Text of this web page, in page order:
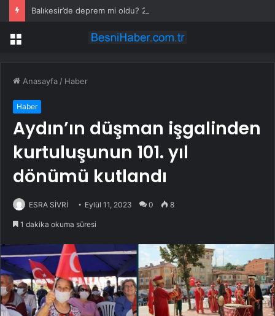
Menü
Anasayfa / Haber
Haber
Aydın’ın düşman işgalinden
kurtuluşunun 101. yıl
dönümü kutlandı
ESRA SİVRİ Eylül 11, 2023 0 8
1 dakika okuma süresi